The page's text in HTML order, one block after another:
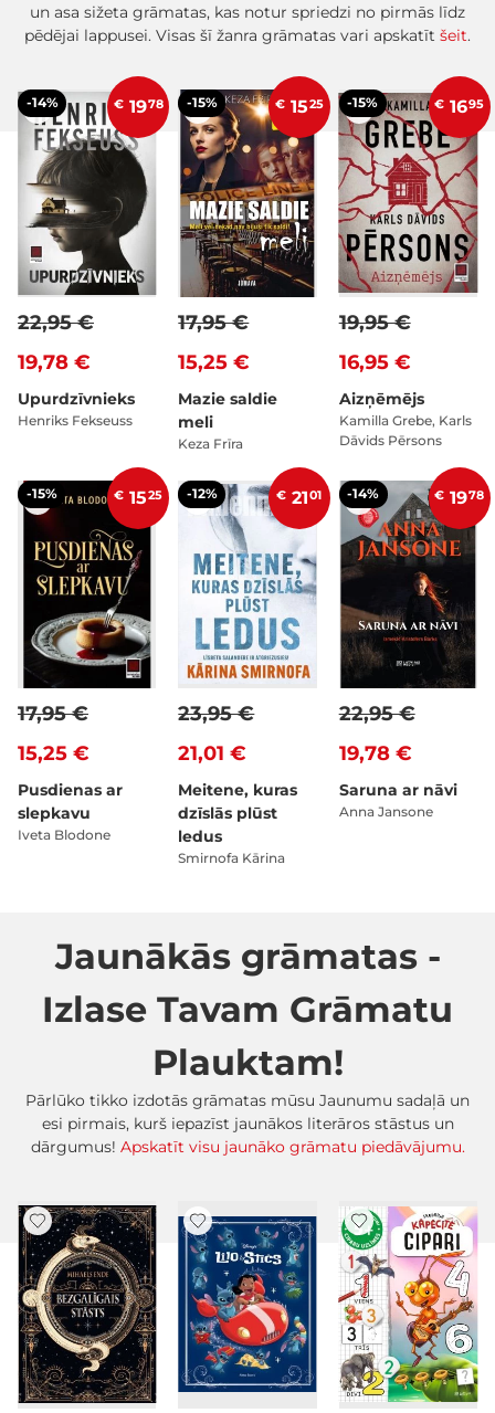
un asa sižeta grāmatas, kas notur spriedzi no pirmās līdz
pēdējai lappusei. Visas šī žanra grāmatas vari apskatīt šeit.
-14% € 1978
19,78 €
22,95 €
Upurdzīvnieks
Henriks Fekseuss
-15% € 1525
15,25 €
17,95 €
Mazie saldie
meli
Keza Frīra
-15% € 1695
16,95 €
19,95 €
Aizņēmējs
Kamilla Grebe, Karls
Dāvids Pērsons
-15% € 1525
15,25 €
17,95 €
Pusdienas ar
slepkavu
Iveta Blodone
-12% € 2101
21,01 €
23,95 €
Meitene, kuras
dzīslās plūst
ledus
Smirnofa Kārina
-14% € 1978
19,78 €
22,95 €
Saruna ar nāvi
Anna Jansone
Jaunākās grāmatas -
Izlase Tavam Grāmatu
Plauktam!
Pārlūko tikko izdotās grāmatas mūsu Jaunumu sadaļā un
esi pirmais, kurš iepazīst jaunākos literāros stāstus un
dārgumus! Apskatīt visu jaunāko grāmatu piedāvājumu.